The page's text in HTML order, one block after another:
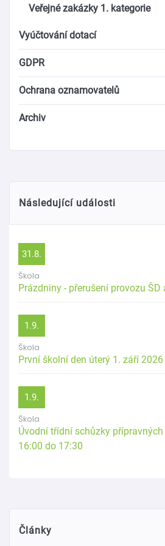
Veřejné zakázky 1. kategorie
Vyúčtování dotací
GDPR
Ochrana oznamovatelů
Archiv
Následující události
31.8.
Škola
Prázdniny - přerušení provozu ŠD
1.9.
Škola
První školní den úterý 1. září 2026
1.9.
Škola
Úvodní třídní schůzky
16:00 do 17:30
Články